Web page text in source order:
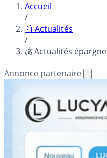
Accueil
/
📰 Actualités
/
💰 Actualités épargne
Annonce partenaire